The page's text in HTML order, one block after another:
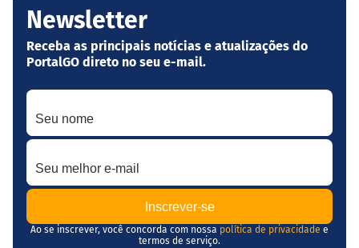
Newsletter
Receba as principais notícias e atualizações do
PortalGO direto no seu e-mail.
Seu nome
Seu melhor e-mail
Ao se inscrever, você concorda com nossa política de privacidade e
termos de serviço.